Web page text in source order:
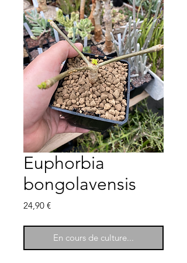
Euphorbia
bongolavensis
24,90 €Prix
En cours de culture...